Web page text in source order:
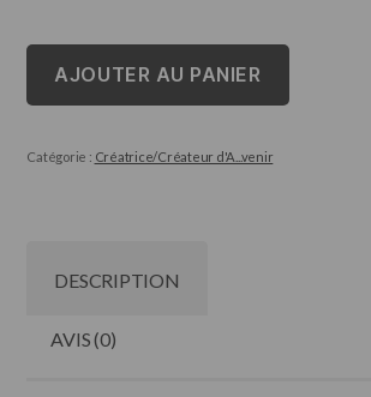
jeu
L’Alchimiste,
AJOUTER AU PANIER
Catégorie : Créatrice/Créateur d'A...venir
DESCRIPTION
AVIS (0)